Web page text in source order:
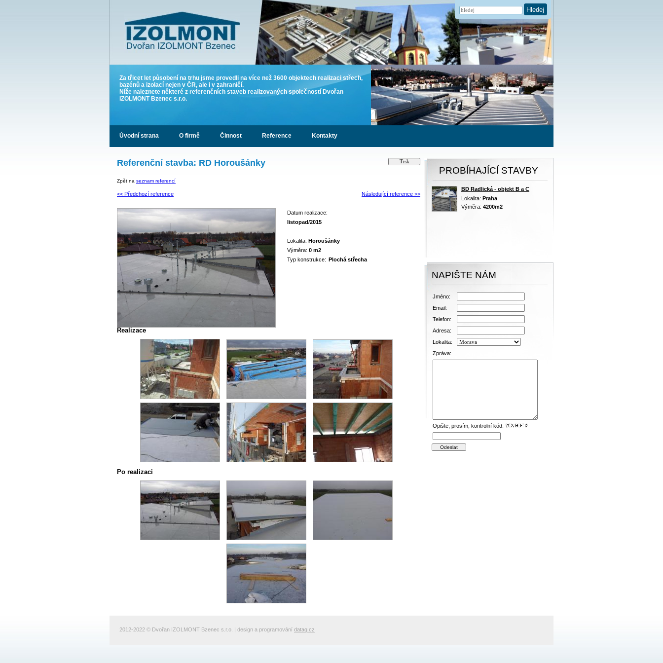
Hledej
Za třicet let působení na trhu jsme provedli na více než 3600 objektech realizaci střech,
bazénů a izolací nejen v ČR, ale i v zahraničí.
Níže naleznete některé z referenčních staveb realizovaných společností Dvořan
IZOLMONT Bzenec s.r.o.
Úvodní strana O firmě Činnost Reference Kontakty
Referenční stavba: RD Horoušánky
Zpět na seznam referencí
<< Předchozí reference Následující reference >>
Datum realizace:
listopad/2015
Lokalita: Horoušánky
Výměra: 0 m2
Typ konstrukce: Plochá střecha
Realizace
Po realizaci
PROBÍHAJÍCÍ STAVBY
BD Radlická - objekt B a C
Lokalita: Praha
Výměra: 4200m2
NAPIŠTE NÁM
Jméno:
Email:
Telefon:
Adresa:
Lokalita:
Zpráva:
Opište, prosím, kontrolní kód:
2012-2022 © Dvořan IZOLMONT Bzenec s.r.o. | design a programování dataq.cz